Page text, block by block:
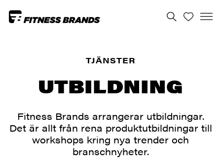
TJÄNSTER
UTBILDNING
Fitness Brands arrangerar utbildningar.
Det är allt från rena produktutbildningar till
workshops kring nya trender och
branschnyheter.